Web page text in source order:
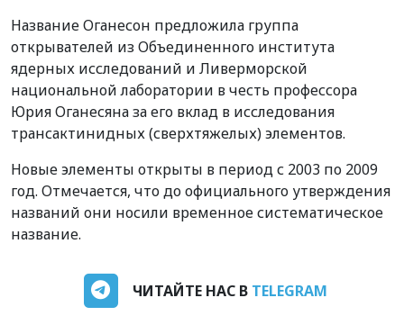
Название Оганесон предложила группа
открывателей из Объединенного института
ядерных исследований и Ливерморской
национальной лаборатории в честь профессора
Юрия Оганесяна за его вклад в исследования
трансактинидных (сверхтяжелых) элементов.
Новые элементы открыты в период с 2003 по 2009
год. Отмечается, что до официального утверждения
названий они носили временное систематическое
название.
ЧИТАЙТЕ НАС В TELEGRAM